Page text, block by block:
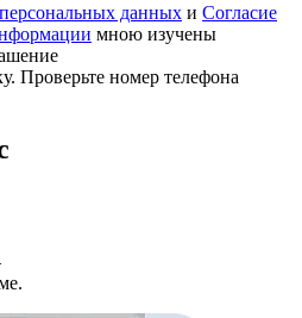
данных и Согласие
мною изучены
Проверьте номер телефона